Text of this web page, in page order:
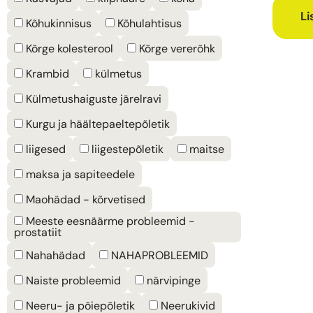
Kõhukinnisus
Kõhulahtisus
Kõrge kolesterool
Kõrge vererõhk
Krambid
külmetus
Külmetushaiguste järelravi
Kurgu ja häältepaeltepõletik
liigesed
liigestepõletik
maitse
maksa ja sapiteedele
Maohädad - kõrvetised
Meeste eesnäärme probleemid -
prostatiit
Nahahädad
NAHAPROBLEEMID
Naiste probleemid
närvipinge
Neeru- ja põiepõletik
Neerukivid